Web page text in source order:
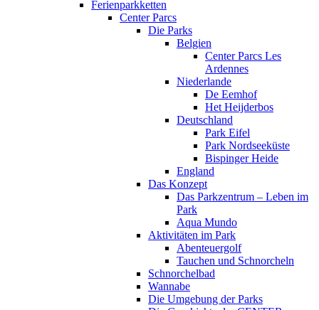
Ferienparkketten
Center Parcs
Die Parks
Belgien
Center Parcs Les
Ardennes
Niederlande
De Eemhof
Het Heijderbos
Deutschland
Park Eifel
Park Nordseeküste
Bispinger Heide
England
Das Konzept
Das Parkzentrum – Leben im
Park
Aqua Mundo
Aktivitäten im Park
Abenteuergolf
Tauchen und Schnorcheln
Schnorchelbad
Wannabe
Die Umgebung der Parks